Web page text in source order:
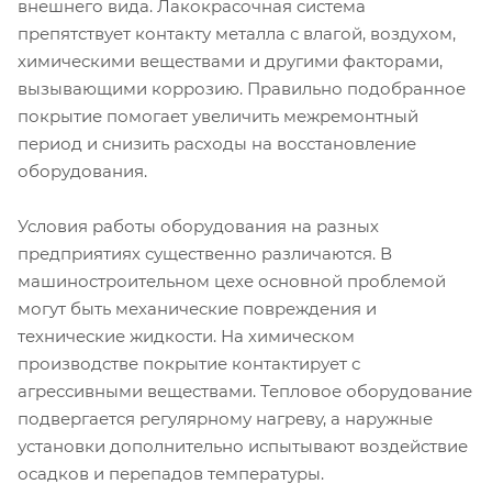
внешнего вида. Лакокрасочная система
препятствует контакту металла с влагой, воздухом,
химическими веществами и другими факторами,
вызывающими коррозию. Правильно подобранное
покрытие помогает увеличить межремонтный
период и снизить расходы на восстановление
оборудования.
Условия работы оборудования на разных
предприятиях существенно различаются. В
машиностроительном цехе основной проблемой
могут быть механические повреждения и
технические жидкости. На химическом
производстве покрытие контактирует с
агрессивными веществами. Тепловое оборудование
подвергается регулярному нагреву, а наружные
установки дополнительно испытывают воздействие
осадков и перепадов температуры.